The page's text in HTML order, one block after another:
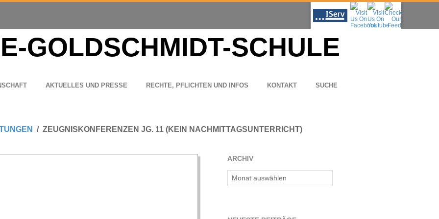
AKTU­EL­LES UND PRESSE RECHTE, PFLICH­TEN UND INFOS KON­TAKT SUCHE
ZEUGNISKONFERENZEN JG. 11 (KEIN NACHMITTAGSUNTERRICHT)
ARCHIV
Archiv